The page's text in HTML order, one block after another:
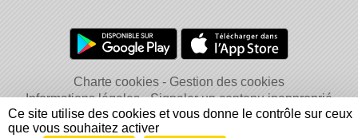
Charte cookies
Gestion des cookies
Informations légales
Signaler un contenu inapproprié
Ce site utilise des cookies et vous donne le contrôle sur ceux
que vous souhaitez activer